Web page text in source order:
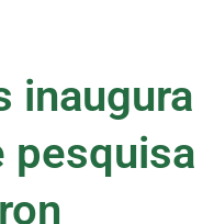
inaugura
pesquisa